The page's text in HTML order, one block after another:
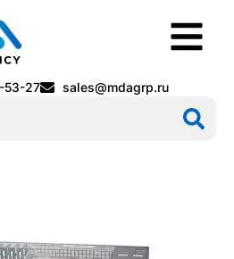
53-27 sales@mdagrp.ru